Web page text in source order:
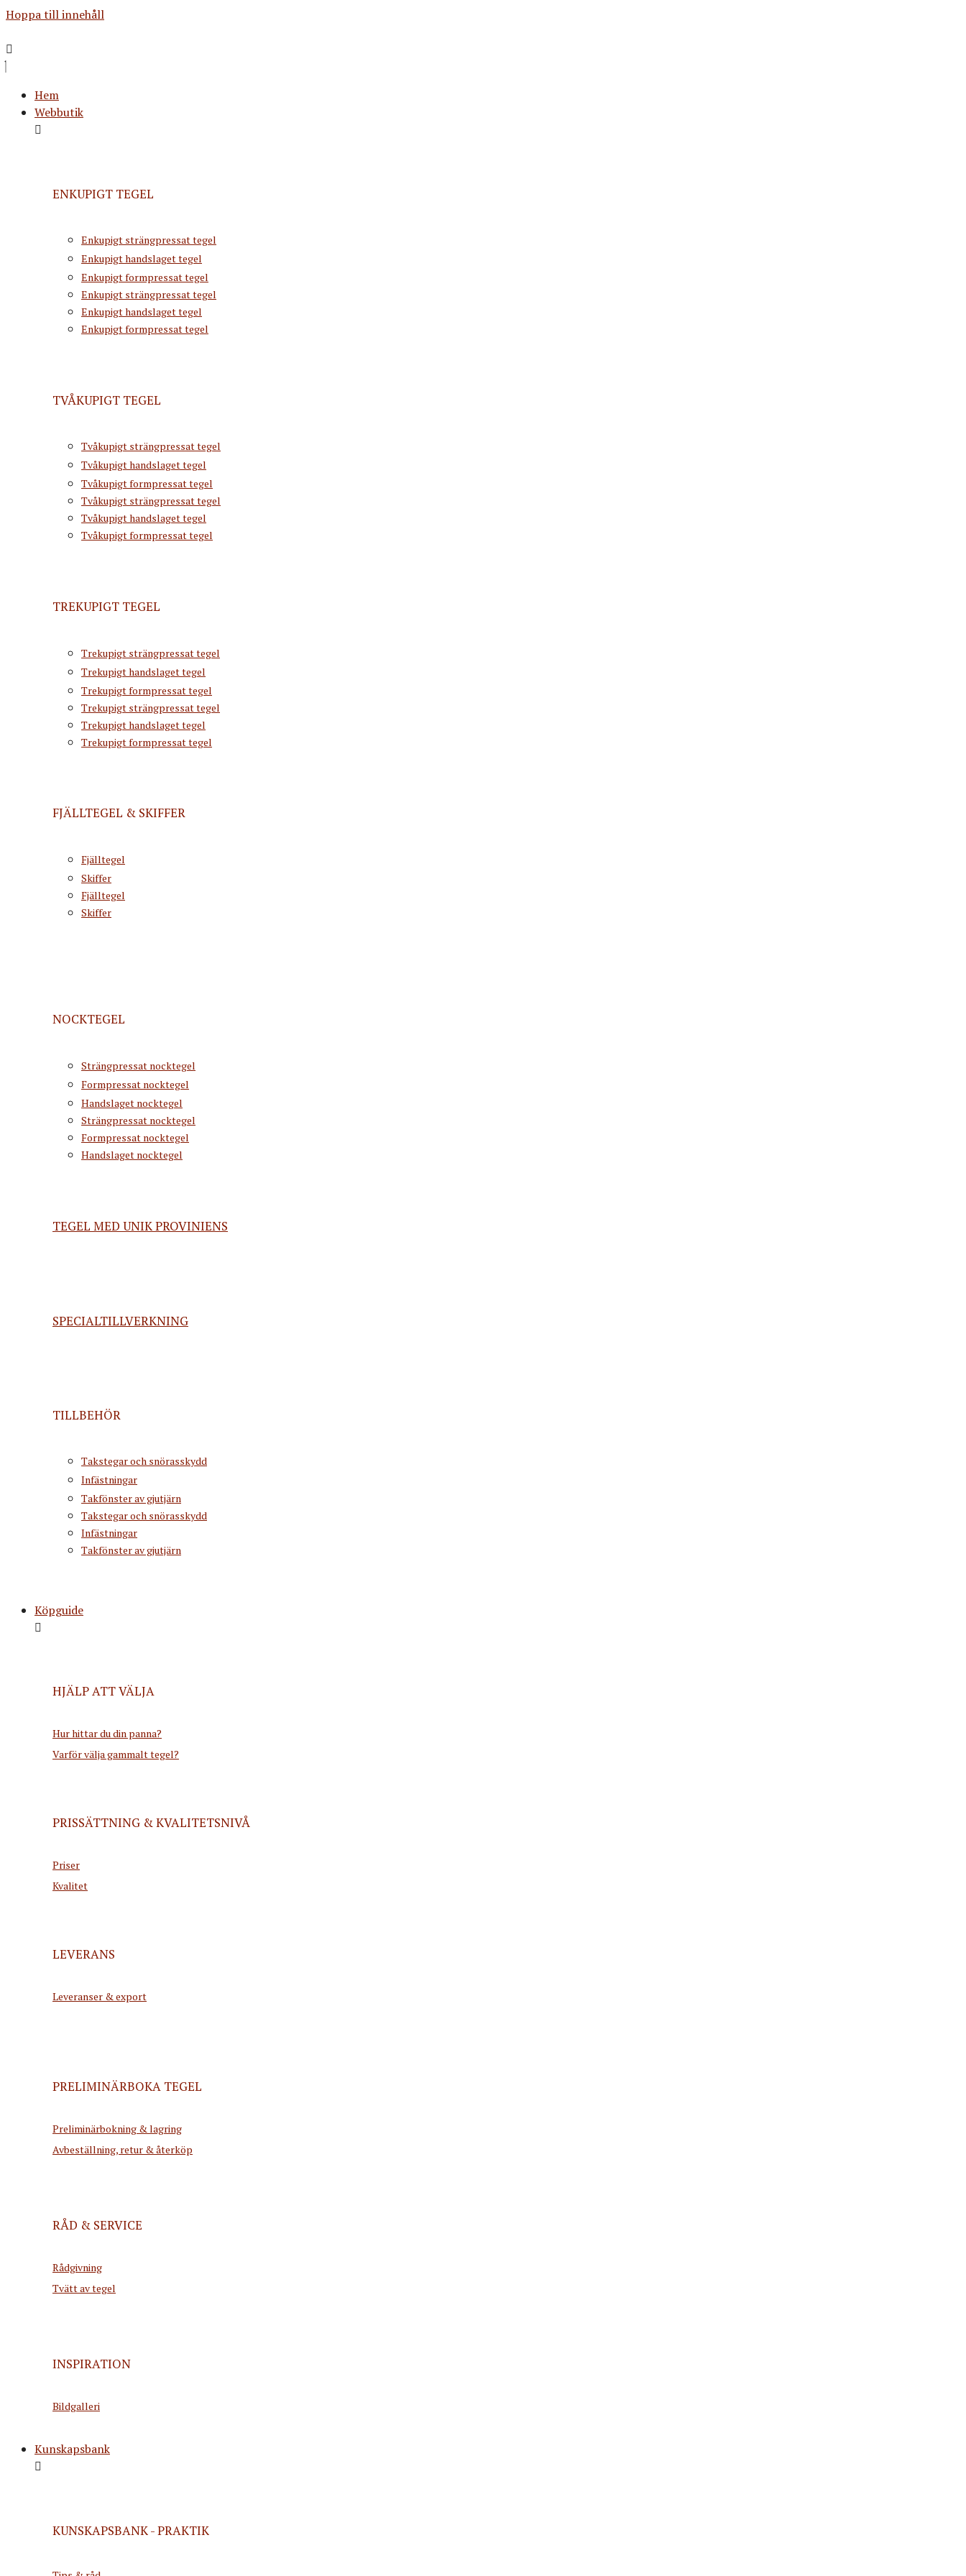
Hoppa till innehåll
Hem
Webbutik
ENKUPIGT TEGEL
Enkupigt strängpressat tegel
Enkupigt handslaget tegel
Enkupigt formpressat tegel
Enkupigt strängpressat tegel
Enkupigt handslaget tegel
Enkupigt formpressat tegel
TVÅKUPIGT TEGEL
Tvåkupigt strängpressat tegel
Tvåkupigt handslaget tegel
Tvåkupigt formpressat tegel
Tvåkupigt strängpressat tegel
Tvåkupigt handslaget tegel
Tvåkupigt formpressat tegel
TREKUPIGT TEGEL
Trekupigt strängpressat tegel
Trekupigt handslaget tegel
Trekupigt formpressat tegel
Trekupigt strängpressat tegel
Trekupigt handslaget tegel
Trekupigt formpressat tegel
FJÄLLTEGEL & SKIFFER
Fjälltegel
Skiffer
Fjälltegel
Skiffer
NOCKTEGEL
Strängpressat nocktegel
Formpressat nocktegel
Handslaget nocktegel
Strängpressat nocktegel
Formpressat nocktegel
Handslaget nocktegel
TEGEL MED UNIK PROVINIENS
SPECIALTILLVERKNING
TILLBEHÖR
Takstegar och snörasskydd
Infästningar
Takfönster av gjutjärn
Takstegar och snörasskydd
Infästningar
Takfönster av gjutjärn
Köpguide
HJÄLP ATT VÄLJA
Hur hittar du din panna?
Varför välja gammalt tegel?
PRISSÄTTNING & KVALITETSNIVÅ
Priser
Kvalitet
LEVERANS
Leveranser & export
PRELIMINÄRBOKA TEGEL
Preliminärbokning & lagring
Avbeställning, retur & återköp
RÅD & SERVICE
Rådgivning
Tvätt av tegel
INSPIRATION
Bildgalleri
Kunskapsbank
KUNSKAPSBANK - PRAKTIK